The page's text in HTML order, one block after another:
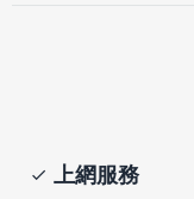
上網服務